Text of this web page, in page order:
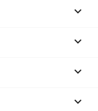



keyboard_arrow_down